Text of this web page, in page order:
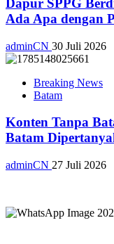
Dapur SPPG
Ada Apa dengan
adminCN 30 Juli 2026
Breaking News
Batam
Konten Tanpa
Batam
adminCN 27 Juli 2026